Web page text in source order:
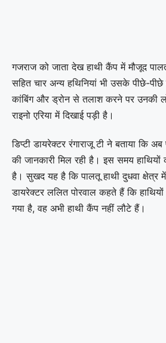
गजराज को जाता देख हाथी कैंप में मौजूद
सहित चार अन्य हथिनियां भी उसके पीछे-पीछे
कांबिंग और ड्रोन से तलाश करने पर उनकी
राइनो एरिया में दिखाई पड़ी है।
डिप्टी डायरेक्टर रंगाराजू टी ने बताया कि
की जानकारी मिल रही है। इस समय
है। सुखद यह है कि पालतू हाथी दुधवा क्षेत्र
डायरेक्टर ललित पोरवाल कहते हैं कि
गया है, वह अभी हाथी कैंप नहीं लौटे हैं।